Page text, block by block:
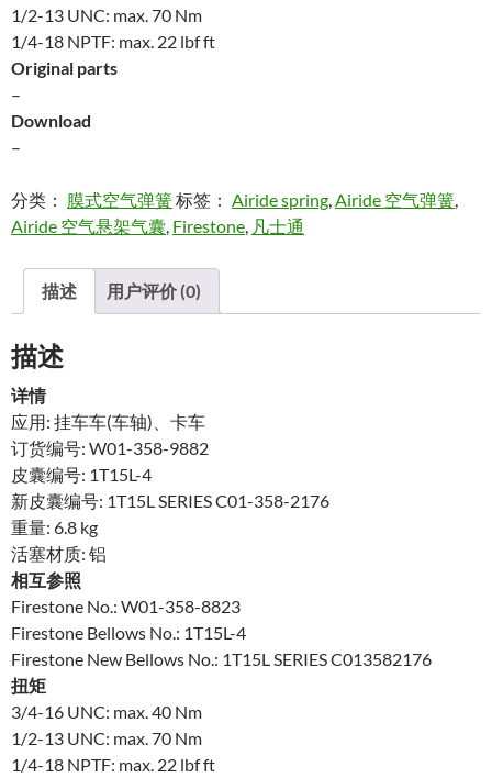
1/2-13 UNC: max. 70 Nm
1/4-18 NPTF: max. 22 lbf ft
Original parts
–
Download
–
分类： 膜式空气弹簧标签： Airide spring,Airide 空气弹簧,
Airide 空气悬架气囊, Firestone, 凡士通
描述 用户评价 (0)
描述
详情
应用: 挂车车(车轴)、卡车
订货编号: W01-358-9882
皮囊编号: 1T15L-4
新皮囊编号: 1T15L SERIES C01-358-2176
重量: 6.8 kg
活塞材质: 铝
相互参照
Firestone No.: W01-358-8823
Firestone Bellows No.: 1T15L-4
Firestone New Bellows No.: 1T15L SERIES C013582176
扭矩
3/4-16 UNC: max. 40 Nm
1/2-13 UNC: max. 70 Nm
1/4-18 NPTF: max. 22 lbf ft